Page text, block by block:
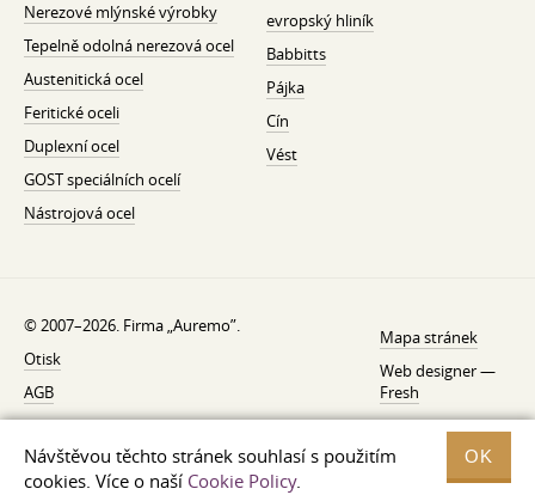
Návštěvou těchto stránek souhlasí s použitím
cookies. Více o naší Cookie Policy.
OK
Nerezové mlýnské výrobky
Tepelně odolná nerezová ocel
Austenitická ocel
Feritické oceli
Duplexní ocel
GOST speciálních ocelí
Nástrojová ocel
evropský hliník
Babbitts
Pájka
Cín
Vést
© 2007–2026. Firma „Auremo”.
Otisk
AGB
O nás
Zásady ochrany osobních údajů
Mapa stránek
Web designer —
Fresh